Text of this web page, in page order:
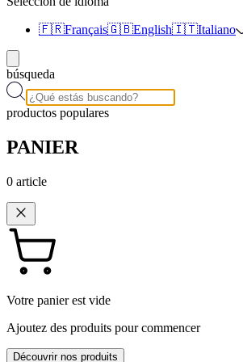
🇫🇷Français🇬🇧English🇮🇹Italiano
búsqueda
productos populares
PANIER
0 article
Votre panier est vide
Ajoutez des produits pour commencer
Découvrir nos produits